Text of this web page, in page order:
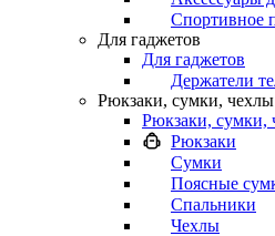
Спортивное
Для гаджетов
Для гаджетов
Держатели
Рюкзаки, сумки, чехлы
Рюкзаки, сумки,
Рюкзаки
Сумки
Поясные
Спальники
Чехлы